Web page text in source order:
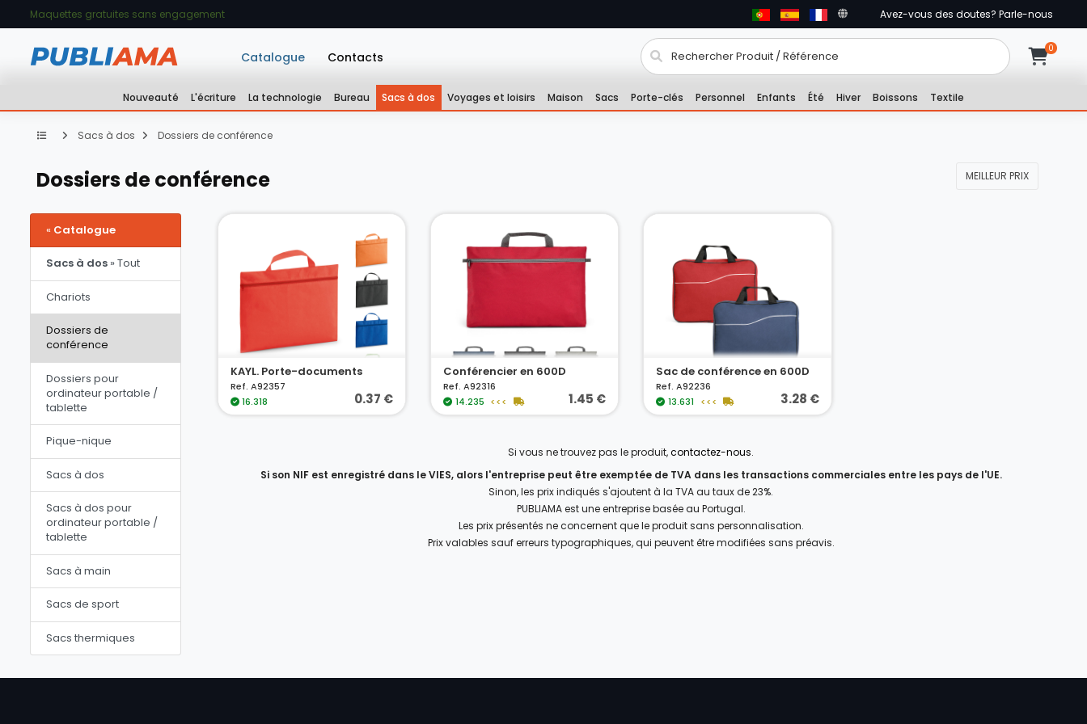
Maquettes gratuites sans engagement Avez-vous des doutes? Parle-nous
Catalogue Contacts
Nouveauté L'écriture La technologie Bureau Sacs à dos Voyages et loisirs Maison Sacs Porte-clés Personnel Enfants Été Hiver Boissons Textile
Sacs à dos Dossiers de conférence
Dossiers de conférence MEILLEUR PRIX
« Catalogue
Sacs à dos» Tout
Chariots
Dossiers de
conférence
Dossiers pour
ordinateur portable /
tablette
Pique-nique
Sacs à dos
Sacs à dos pour
ordinateur portable /
tablette
Sacs à main
Sacs de sport
Sacs thermiques
KAYL. Porte-documents
Ref. A92357
16.318
0.37 €
Conférencier en 600D
Ref. A92316
14.235 <<< 1.45 €
Sac de conférence en 600D
Ref. A92236
13.631
<<< 3.28 €
Si vous ne trouvez pas le produit,contactez-nous.
Si son NIF est enregistré dans le VIES, alors l'entreprise peut être exemptée de TVA dans les transactions commerciales entre les pays de l'UE.
Sinon, les prix indiqués s'ajoutent à la TVA au taux de 23%.
PUBLIAMA est une entreprise basée au Portugal.
Les prix présentés ne concernent que le produit sans personnalisation.
Prix valables sauf erreurs typographiques, qui peuvent être modifiées sans préavis.